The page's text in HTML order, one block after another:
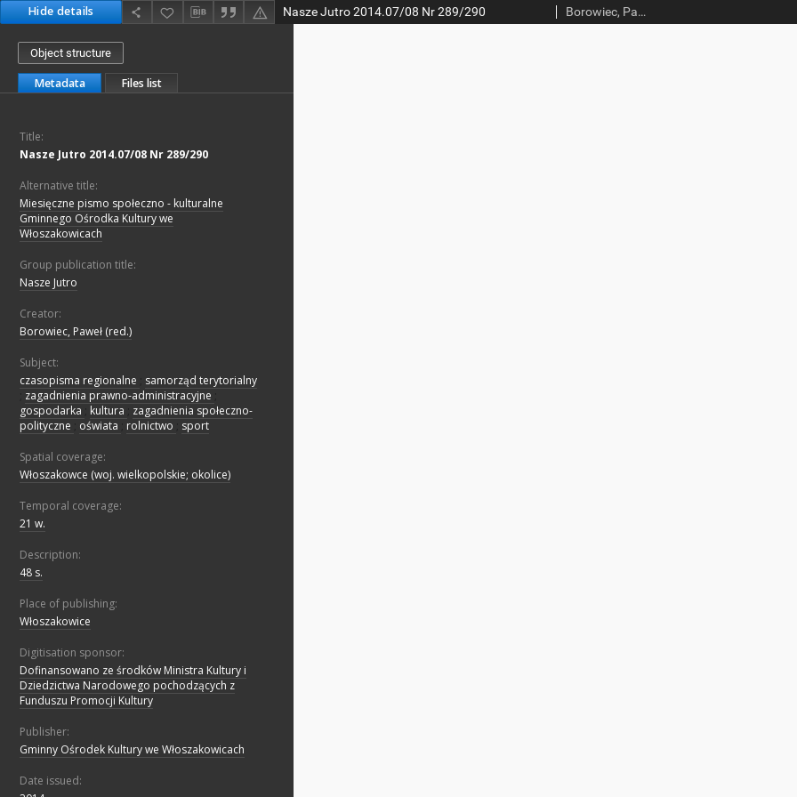
Hide details Nasze Jutro 2014.07/08 Nr 289/290 Borowiec, Paweł (red.)
Object structure
Metadata Files list
Title:
Nasze Jutro 2014.07/08 Nr 289/290
Alternative title:
Miesięczne pismo społeczno - kulturalne
Gminnego Ośrodka Kultury we
Włoszakowicach
Group publication title:
Nasze Jutro
Creator:
Borowiec, Paweł (red.)
Subject:
czasopisma regionalne
samorząd terytorialny
zagadnienia prawno-administracyjne
gospodarka
kultura
zagadnienia społeczno-
polityczne
oświata rolnictwo sport
Spatial coverage:
Włoszakowce (woj. wielkopolskie; okolice)
Temporal coverage:
21 w.
Description:
48 s.
Place of publishing:
Włoszakowice
Digitisation sponsor:
Dofinansowano ze środków Ministra Kultury i
Dziedzictwa Narodowego pochodzących z
Funduszu Promocji Kultury
Publisher:
Gminny Ośrodek Kultury we Włoszakowicach
Date issued: